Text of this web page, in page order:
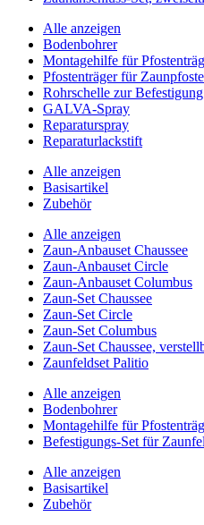
Alle anzeigen
Bodenbohrer
Montagehilfe für
Pfostenträger für
Rohrschelle zur
GALVA-Spray
Reparaturspray
Reparaturlackstift
Alle anzeigen
Basisartikel
Zubehör
Alle anzeigen
Zaun-Anbauset Chaussee
Zaun-Anbauset Circle
Zaun-Anbauset Columbus
Zaun-Set Chaussee
Zaun-Set Circle
Zaun-Set Columbus
Zaun-Set Chaussee,
Zaunfeldset Palitio
Alle anzeigen
Bodenbohrer
Montagehilfe für
Befestigungs-Set für
Alle anzeigen
Basisartikel
Zubehör